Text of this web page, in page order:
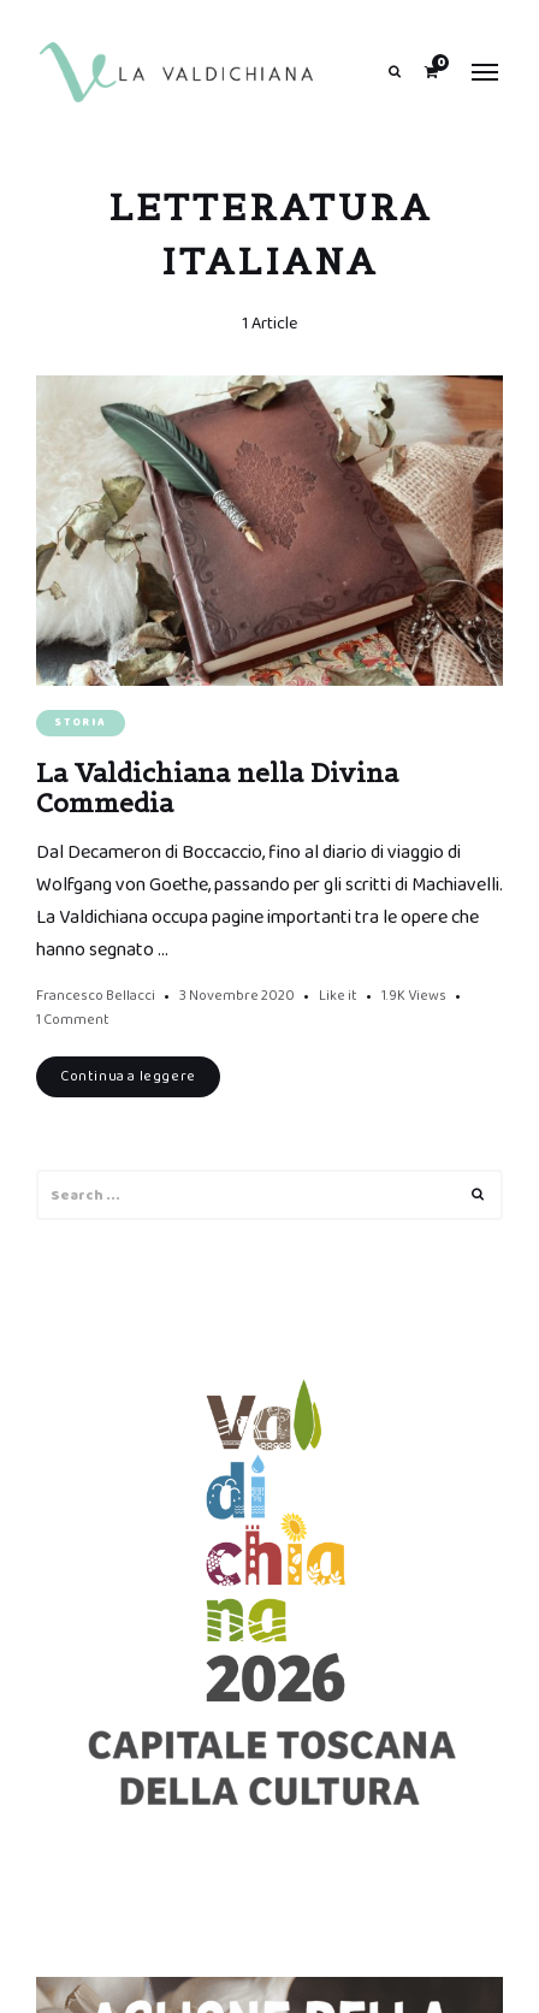
0
LETTERATURA
ITALIANA
1 Article
STORIA
La Valdichiana nella Divina
Commedia
Dal Decameron di Boccaccio, fino al diario di viaggio di
Wolfgang von Goethe, passando per gli scritti di Machiavelli.
La Valdichiana occupa pagine importanti tra le opere che
hanno segnato …
Francesco Bellacci 3 Novembre 2020 Like it 1.9K Views
1 Comment
Continua a leggere
for: